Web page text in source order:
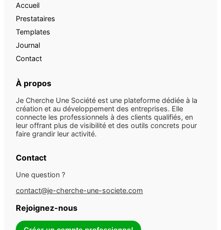
Accueil
Prestataires
Templates
Journal
Contact
À propos
Je Cherche Une Société est une plateforme dédiée à la
création et au développement des entreprises. Elle
connecte les professionnels à des clients qualifiés, en
leur offrant plus de visibilité et des outils concrets pour
faire grandir leur activité.
Contact
Une question ?
contact@je-cherche-une-societe.com
Rejoignez-nous